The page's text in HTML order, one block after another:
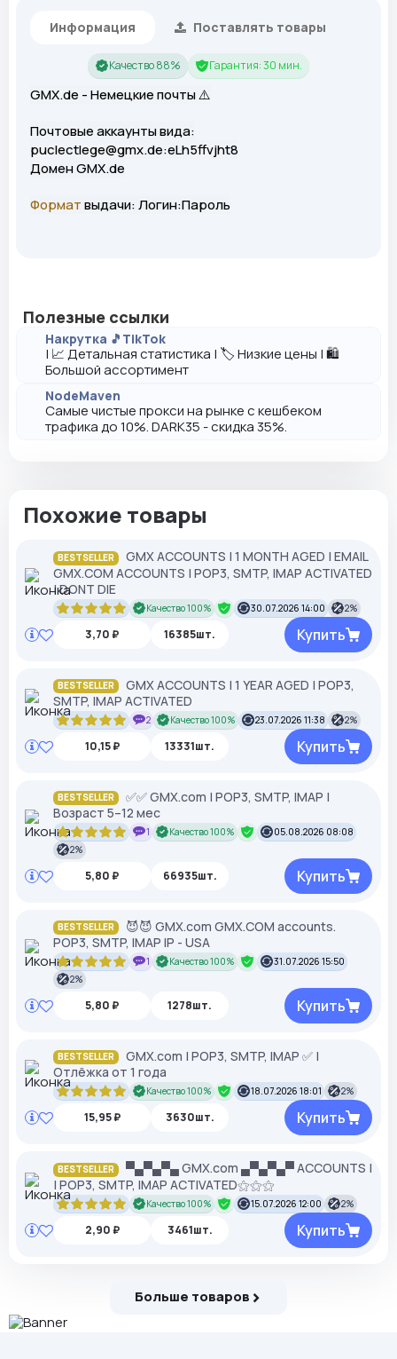
Информация Поставлять товары
Качество 88% Гарантия: 30 мин.
GMX.de - Немецкие почты ⚠️
Почтовые аккаунты вида:
puclectlege@gmx.de:eLh5ffvjht8
Домен GMX.de
Форматвыдачи: Логин:Пароль
Полезные ссылки
Накрутка 🎵TikTok
| 📈 Детальная статистика | 🏷️ Низкие цены | 🛍️
Большой ассортимент
NodeMaven
Самые чистые прокси на рынке с кешбеком
трафика до 10%. DARK35 - скидка 35%.
Похожие товары
BESTSELLER
GMX ACCOUNTS | 1 MONTH AGED | EMAIL
GMX.COM ACCOUNTS | POP3, SMTP, IMAP ACTIVATED
| DONT DIE
Качество 100% 30.07.2026 14:00 2%
3,70 ₽ 16385шт. Купить
BESTSELLER
GMX ACCOUNTS | 1 YEAR AGED | POP3,
SMTP, IMAP ACTIVATED
2 Качество 100% 23.07.2026 11:38 2%
10,15 ₽ 13331шт. Купить
BESTSELLER
✅✅ GMX.com | POP3, SMTP, IMAP |
Возраст 5–12 мес
1 Качество 100%
05.08.2026 08:08
2%
5,80 ₽ 66935шт. Купить
BESTSELLER
😈😈 GMX.com GMX.COM accounts.
POP3, SMTP, IMAP IP - USA
1 Качество 100%
31.07.2026 15:50
2%
5,80 ₽ 1278шт. Купить
BESTSELLER
GMX.com | POP3, SMTP, IMAP ✅ |
Отлёжка от 1 года
Качество 100% 18.07.2026 18:01 2%
15,95 ₽ 3630шт. Купить
BESTSELLER
▀▄▀▄▀▄ GMX.com ▄▀▄▀▄▀ ACCOUNTS |
| POP3, SMTP, IMAP ACTIVATED⚝⚝⚝
Качество 100% 15.07.2026 12:00 2%
2,90 ₽ 3461шт. Купить
Больше товаров